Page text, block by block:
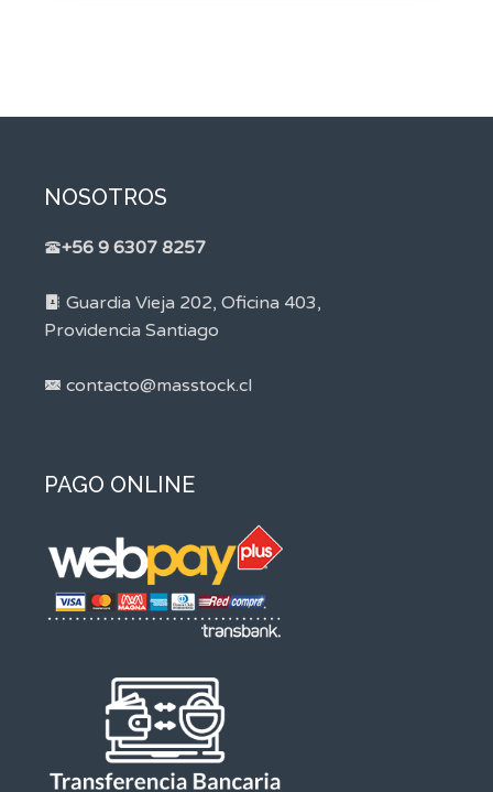
NOSOTROS
+56 9 6307 8257
Guardia Vieja 202, Oficina 403,
Providencia Santiago
contacto@masstock.cl
PAGO ONLINE